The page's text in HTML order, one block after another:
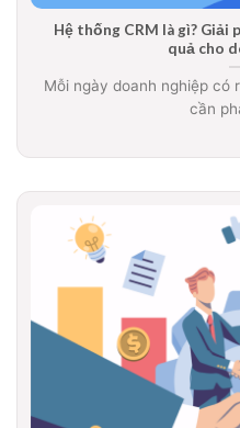
Hệ thống CRM là gì? Giải
quả cho
Mỗi ngày doanh nghiệp có
cần